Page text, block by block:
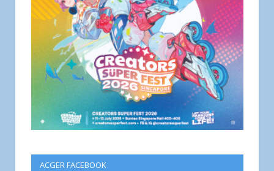
ACGER FACEBOOK